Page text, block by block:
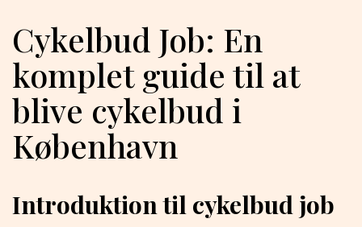
Cykelbud Job: En
komplet guide til at
blive cykelbud i
København
Introduktion til cykelbud job